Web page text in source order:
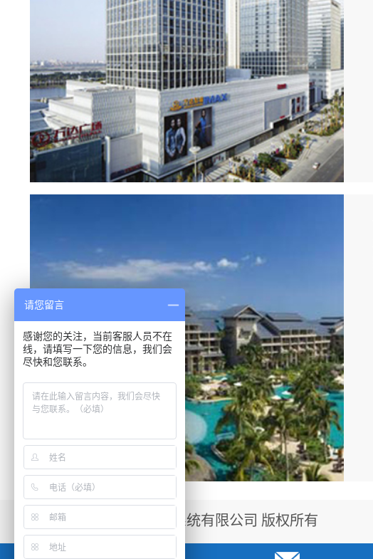
©2017 深圳市赋安安全系统有限公司 版权所有
请您留言
感谢您的关注，当前客服人员不在
线，请填写一下您的信息，我们会
尽快和您联系。